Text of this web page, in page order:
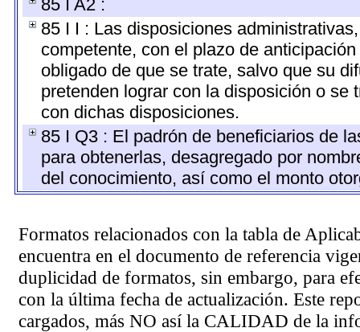
85 I A2 :
85 I I : Las disposiciones
competente, con el plazo de
obligado de que se trate, salvo que su
pretenden lograr con la disposición o se
con dichas disposiciones.
85 I Q3 : El padrón de beneficiarios de
para obtenerlas, desagregado por
del conocimiento, así como el monto
Formatos relacionados con la tabla de
encuentra en el documento de referencia
duplicidad de formatos, sin embargo, para
con la última fecha de actualización. Este
cargados, más NO así la CALIDAD de la